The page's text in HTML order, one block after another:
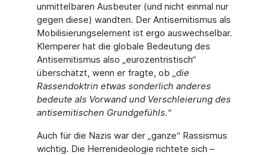
unmittelbaren Ausbeuter (und nicht einmal nur
gegen diese) wandten. Der Antisemitismus als
Mobilisierungselement ist ergo auswechselbar.
Klemperer hat die globale Bedeutung des
Antisemitismus also „eurozentristisch“
überschätzt, wenn er fragte, ob „die
Rassendoktrin etwas sonderlich anderes
bedeute als Vorwand und Verschleierung des
antisemitischen Grundgefühls.“
Auch für die Nazis war der „ganze“ Rassismus
wichtig. Die Herrenideologie richtete sich –